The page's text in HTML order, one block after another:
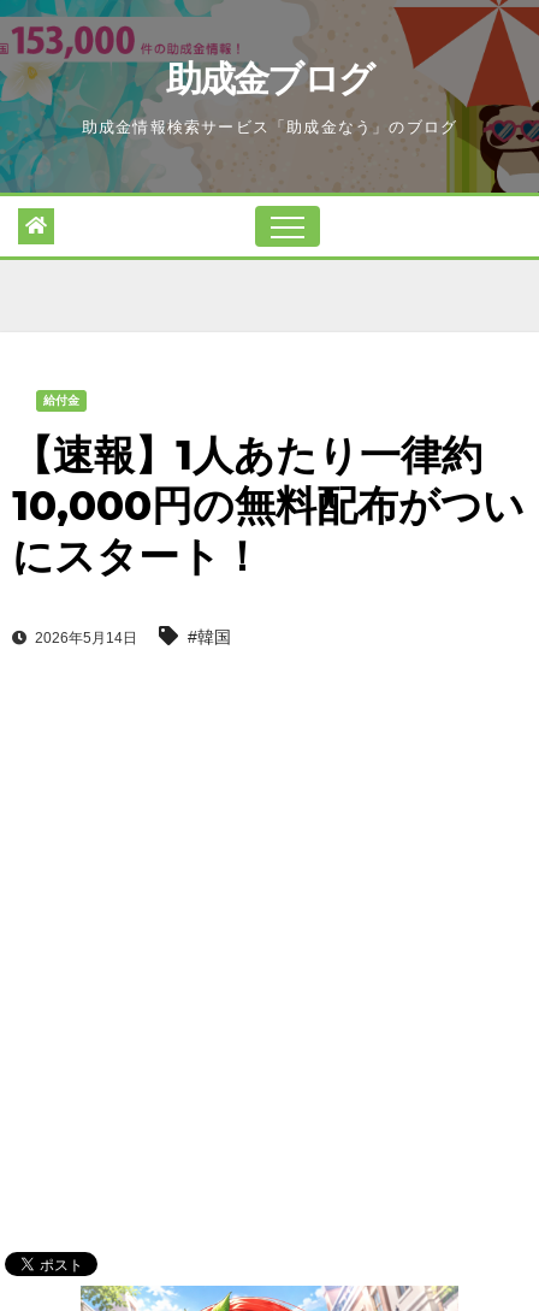
Skip
to
content
助成金ブログ
助成金情報検索サービス「助成金なう」のブログ
給付金
【速報】1人あたり一律約
10,000円の無料配布がつい
にスタート！
2026年5月14日 #韓国